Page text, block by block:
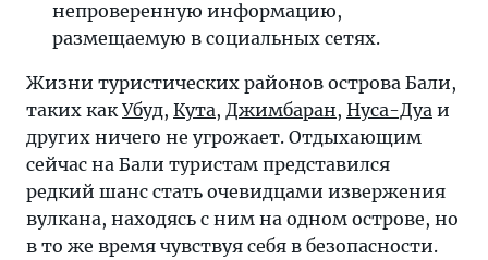
непроверенную информацию,
размещаемую в социальных сетях.
Жизни туристических районов острова Бали,
таких как Убуд, Кута, Джимбаран, Нуса-Дуа и
других ничего не угрожает. Отдыхающим
сейчас на Бали туристам представился
редкий шанс стать очевидцами извержения
вулкана, находясь с ним на одном острове, но
в то же время чувствуя себя в безопасности.